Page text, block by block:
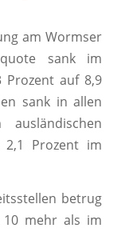
am Wormser
sank im
Prozent auf 8,9
sank in allen
Prozent im
betrug
10 mehr als im